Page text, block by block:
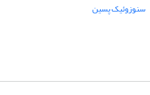
سنوزوئیک پسین